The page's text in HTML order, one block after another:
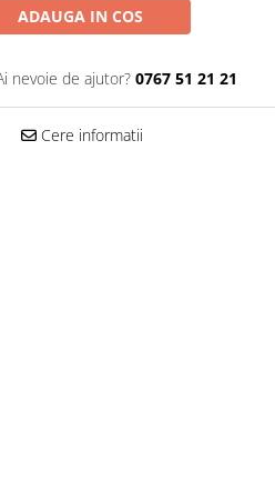
ADAUGA IN COS
nevoie de ajutor? 0767 51 21 21
Cere informatii